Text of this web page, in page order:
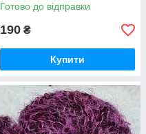
мм
Готово до відправки
190 ₴
Купити